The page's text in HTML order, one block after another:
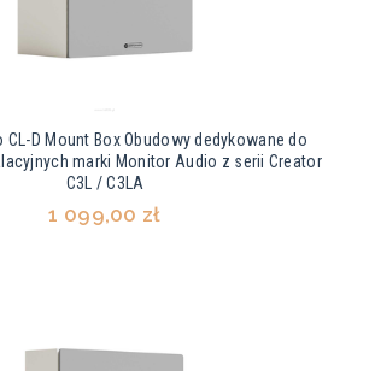
CL-D Mount Box Obudowy dedykowane do
marki Monitor Audio z serii Creator
C3L / C3LA
1 099,00 zł